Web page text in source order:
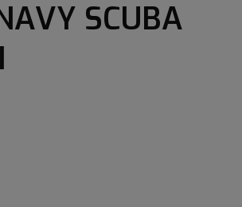
SCUBA